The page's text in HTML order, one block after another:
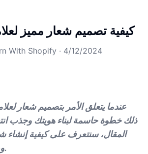
كيفية تصميم شعار مميز
With Shopify · 4/12/2024
عندما يتعلق الأمر بتصميم شعار
ذلك خطوة حاسمة لبناء هويتك وجذب
المقال، سنتعرف على كيفية إنشاء
ورؤيتك بأبهى صورة.